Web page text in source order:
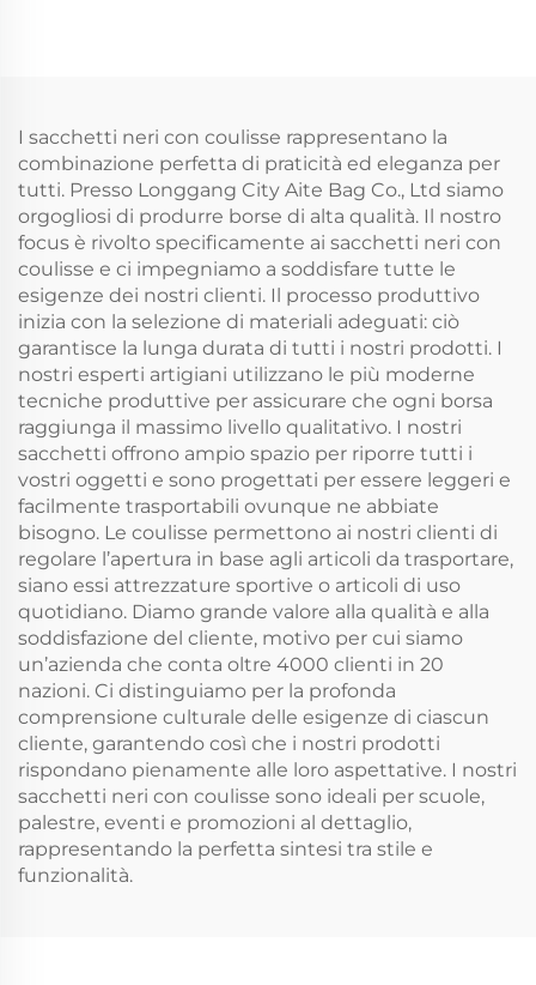
cordino
bianca con doppio
cordino per gioielli
I sacchetti neri con coulisse rappresentano la
combinazione perfetta di praticità ed eleganza per
tutti. Presso Longgang City Aite Bag Co., Ltd siamo
orgogliosi di produrre borse di alta qualità. Il nostro
focus è rivolto specificamente ai sacchetti neri con
coulisse e ci impegniamo a soddisfare tutte le
esigenze dei nostri clienti. Il processo produttivo
inizia con la selezione di materiali adeguati: ciò
garantisce la lunga durata di tutti i nostri prodotti. I
nostri esperti artigiani utilizzano le più moderne
tecniche produttive per assicurare che ogni borsa
raggiunga il massimo livello qualitativo. I nostri
sacchetti offrono ampio spazio per riporre tutti i
vostri oggetti e sono progettati per essere leggeri e
facilmente trasportabili ovunque ne abbiate
bisogno. Le coulisse permettono ai nostri clienti di
regolare l’apertura in base agli articoli da trasportare,
siano essi attrezzature sportive o articoli di uso
quotidiano. Diamo grande valore alla qualità e alla
soddisfazione del cliente, motivo per cui siamo
un’azienda che conta oltre 4000 clienti in 20
nazioni. Ci distinguiamo per la profonda
comprensione culturale delle esigenze di ciascun
cliente, garantendo così che i nostri prodotti
rispondano pienamente alle loro aspettative. I nostri
sacchetti neri con coulisse sono ideali per scuole,
palestre, eventi e promozioni al dettaglio,
rappresentando la perfetta sintesi tra stile e
funzionalità.